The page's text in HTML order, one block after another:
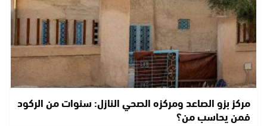
مركز بزو الصاعد ومركزه الصحي النازل: سنوات من الركود
فمن يحاسب من؟